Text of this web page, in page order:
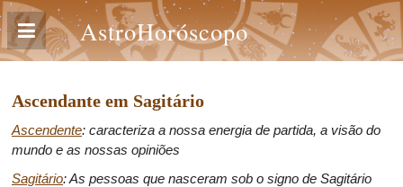
AstroHoróscopo
Ascendante em Sagitário
Ascendente: caracteriza a nossa energia de partida, a visão do
mundo e as nossas opiniões
Sagitário: As pessoas que nasceram sob o signo de Sagitário